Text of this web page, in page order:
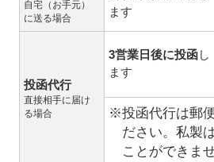
自宅（お手元）
に送る場合
ます
投函代行
直接相手に届け
る場合
3営業日後に投函し
ます
※投函代行は郵
ださい。私製
ことができませ